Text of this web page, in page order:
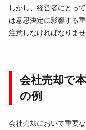
しかし、経営者にとっ
は意思決定に影響する
注意しなければなりませ
会社売却で
の例
会社売却において重要